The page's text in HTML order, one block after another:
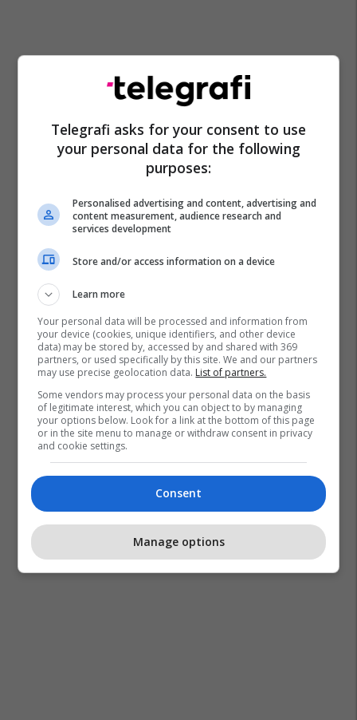
Telegrafi asks for your consent to use
your personal data for the following
purposes:
Personalised advertising and content, advertising and
content measurement, audience research and
services development
Store and/or access information on a device
Learn more
Your personal data will be processed and information from
your device (cookies, unique identifiers, and other device
data) may be stored by, accessed by and shared with 369
partners, or used specifically by this site. We and our partners
may use precise geolocation data. List of partners.
Some vendors may process your personal data on the basis
of legitimate interest, which you can object to by managing
your options below. Look for a link at the bottom of this page
or in the site menu to manage or withdraw consent in privacy
and cookie settings.
Consent
Manage options